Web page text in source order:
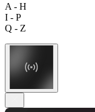
A - H
I - P
Q - Z